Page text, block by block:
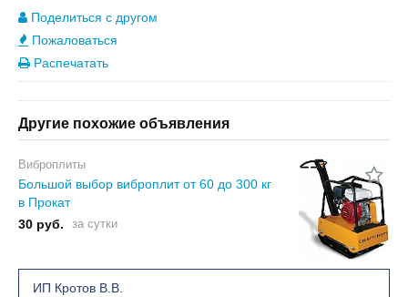
Поделиться с другом
Пожаловаться
Распечатать
Другие похожие объявления
Виброплиты
Большой выбор виброплит от 60 до 300 кг
в Прокат
30 руб.
за сутки
ИП Кротов В.В.